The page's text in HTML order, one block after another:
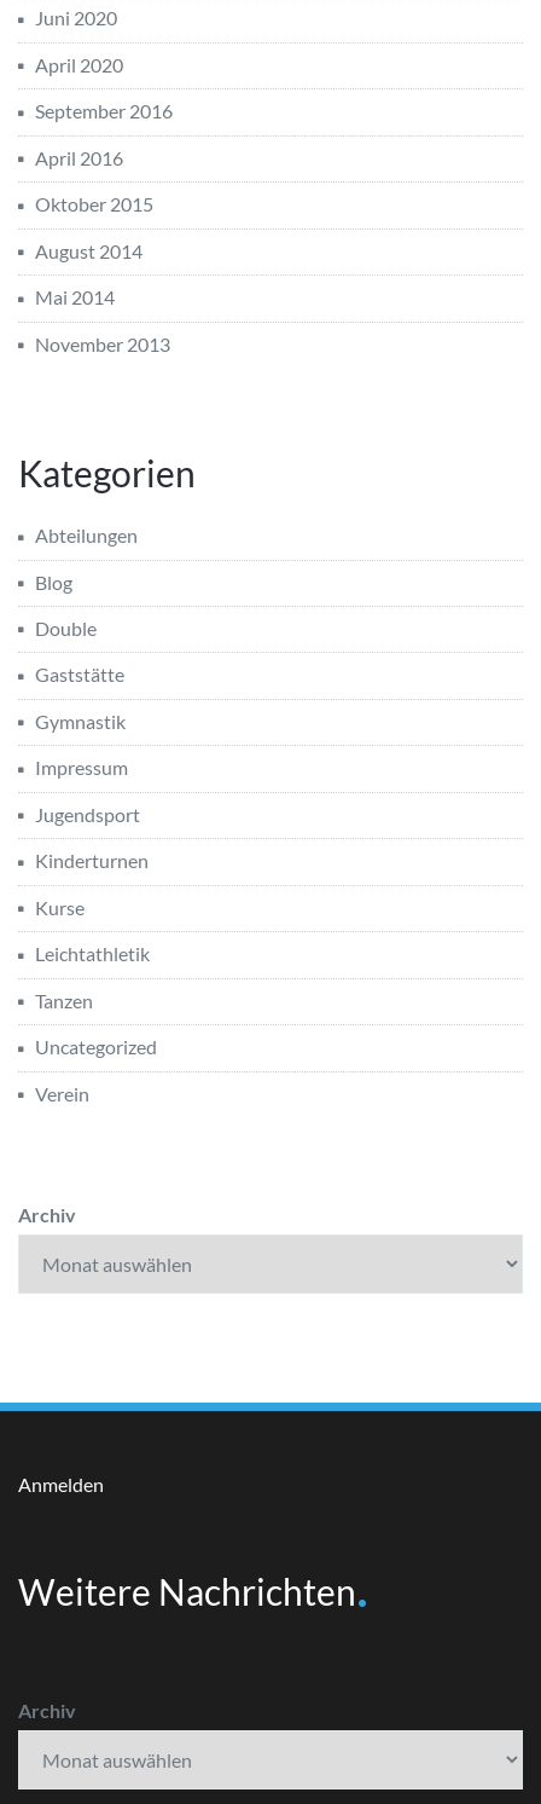
Juni 2020
April 2020
September 2016
April 2016
Oktober 2015
August 2014
Mai 2014
November 2013
Kategorien
Abteilungen
Blog
Double
Gaststätte
Gymnastik
Impressum
Jugendsport
Kinderturnen
Kurse
Leichtathletik
Tanzen
Uncategorized
Verein
Archiv
Anmelden
Weitere Nachrichten
Archiv